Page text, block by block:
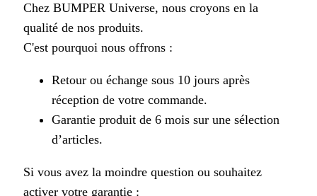
Chez BUMPER Universe, nous croyons en la
qualité de nos produits.
C'est pourquoi nous offrons :
Retour ou échange sous 10 jours après
réception de votre commande.
Garantie produit de 6 mois sur une sélection
d’articles.
Si vous avez la moindre question ou souhaitez
activer votre garantie :